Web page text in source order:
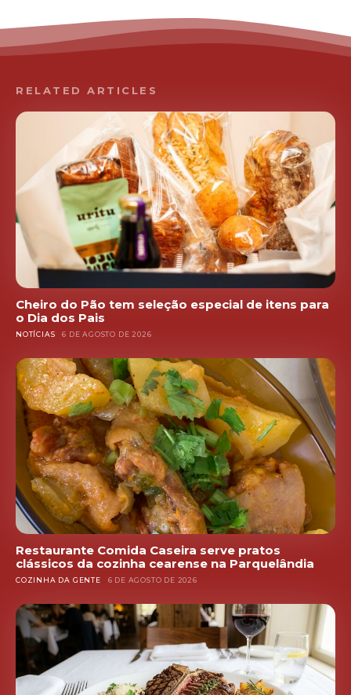
RELATED ARTICLES
Cheiro do Pão tem seleção especial de itens para
o Dia dos Pais
NOTÍCIAS 6 DE AGOSTO DE 2026
Restaurante Comida Caseira serve pratos
clássicos da cozinha cearense na Parquelândia
COZINHA DA GENTE 6 DE AGOSTO DE 2026